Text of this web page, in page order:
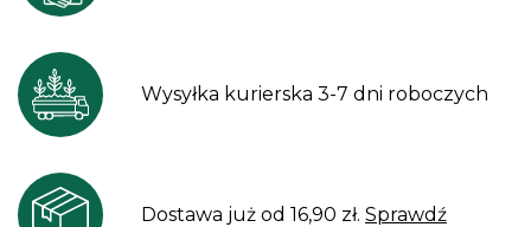
Wysyłka kurierska 3-7 dni roboczych
Dostawa już od 16,90 zł. Sprawdź